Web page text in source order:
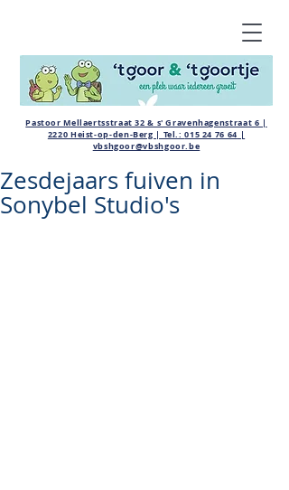
Pastoor Mellaertsstraat 32 & s' Gravenhagenstraat 6 |
2220 Heist-op-den-Berg | Tel.:015 24 76 64 |
vbshgoor@vbshgoor.be
Zesdejaars fuiven in
Sonybel Studio's